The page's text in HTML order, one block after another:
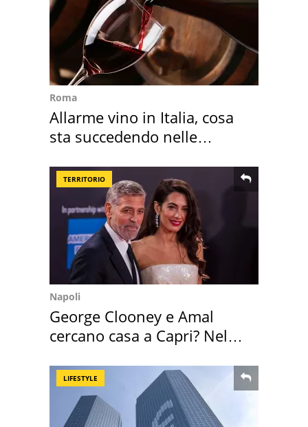
Roma
Allarme vino in Italia, cosa
sta succedendo nelle
TERRITORIO
Napoli
George Clooney e Amal
cercano casa a Capri? Nel
LIFESTYLE